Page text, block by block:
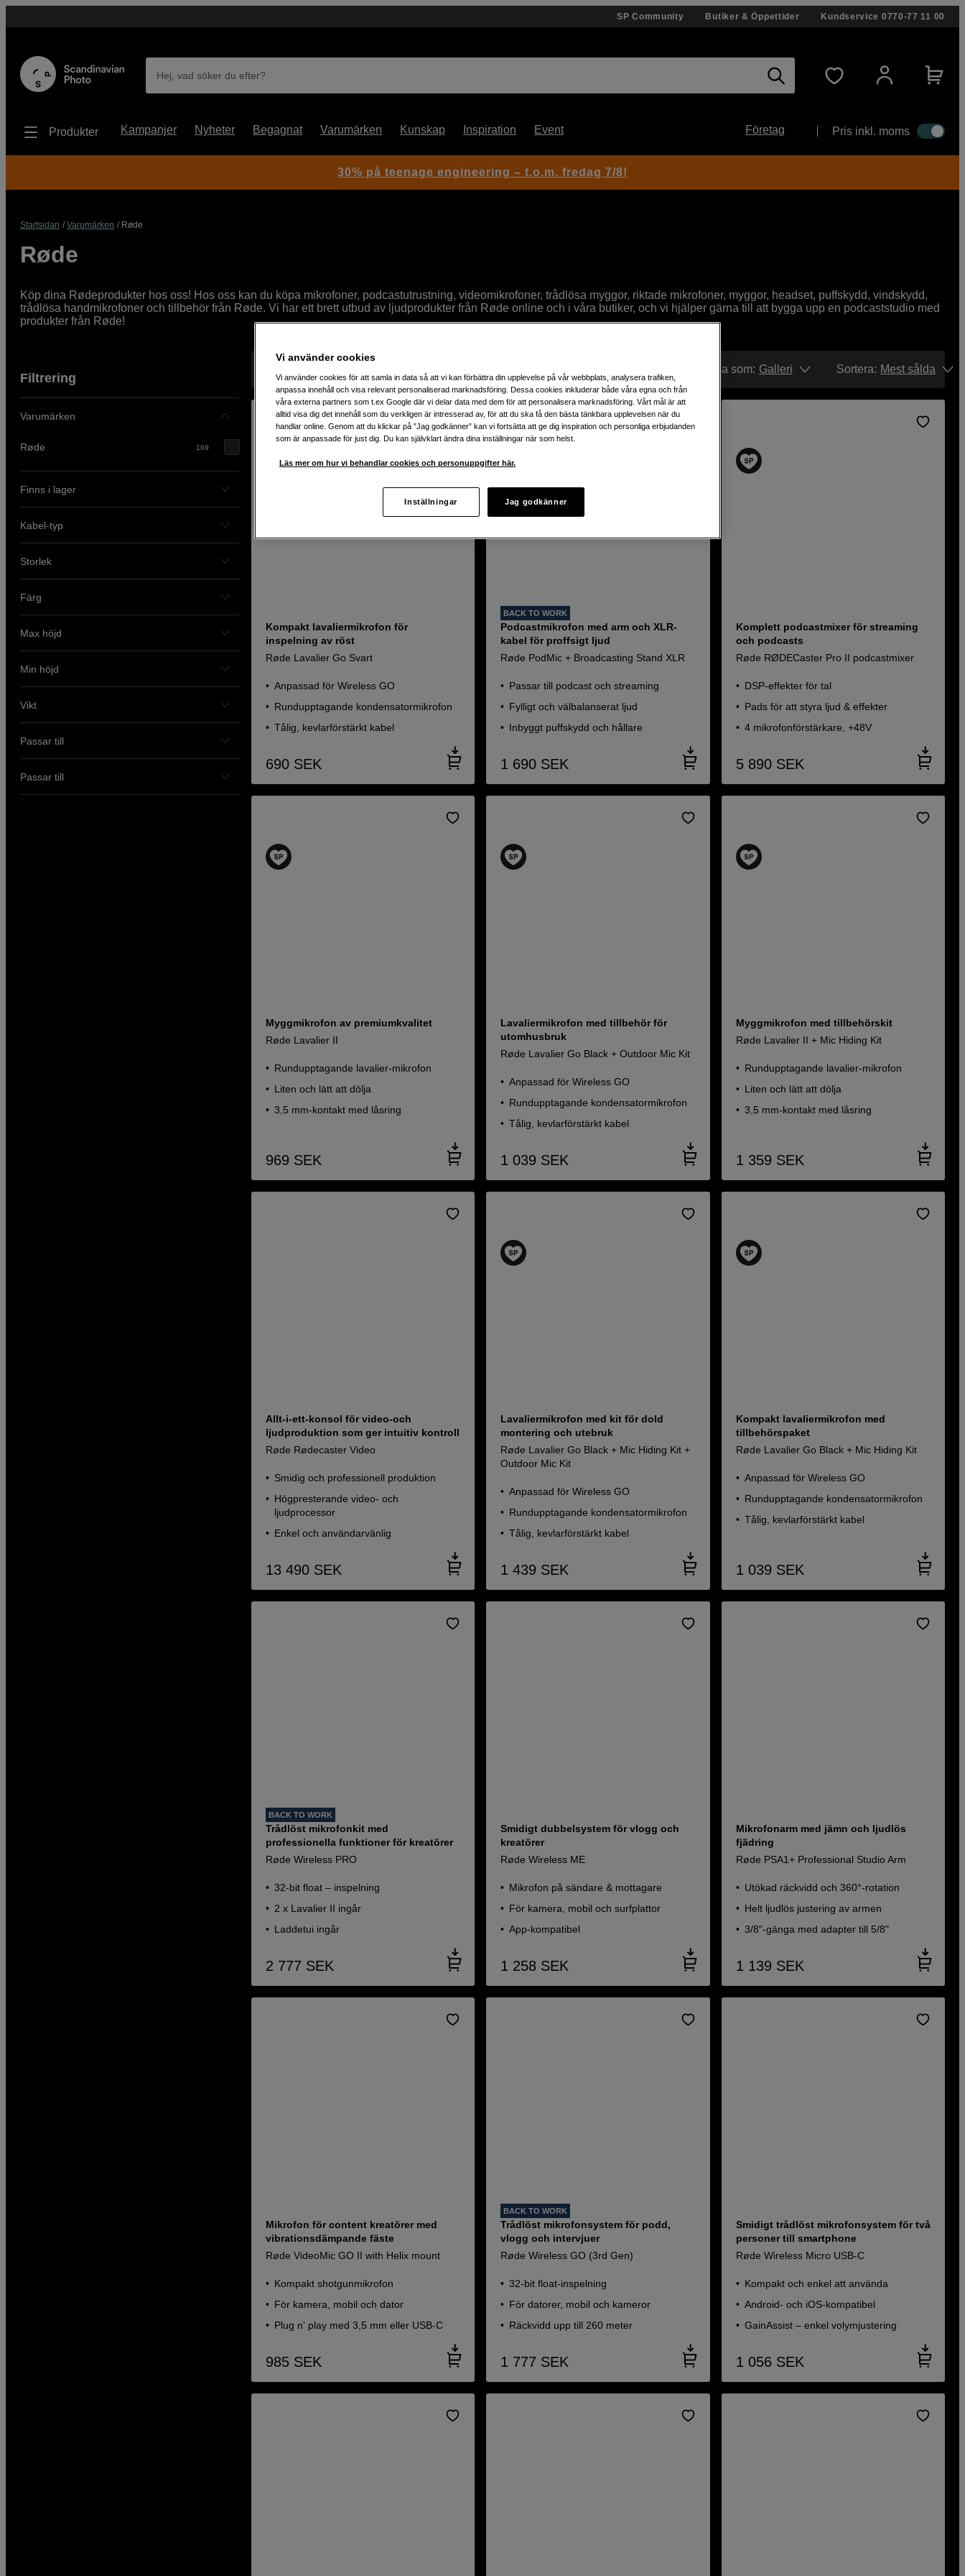
SP Community Butiker & Öppettider Kundservice 0770-77 11 00
Hej, vad söker du efter?
Produkter Kampanjer Nyheter Begagnat Varumärken Kunskap Inspiration Event Företag Pris inkl. moms
Startsidan Varumärken Røde
Røde
Köp dina Rødeprodukter hos oss! Hos oss kan du köpa mikrofoner, podcastutrustning, videomikrofoner, trådlösa myggor, riktade mikrofoner, myggor, headset, puffskydd, vindskydd,
trådlösa handmikrofoner och tillbehör från Røde. Vi har ett brett utbud av ljudprodukter från Røde online och i våra butiker, och vi hjälper gärna till att bygga upp en podcaststudio med
produkter från Røde!
Filtrering
Varumärken
Røde 169
Finns i lager
Kabel-typ
Storlek
Färg
Max höjd
Min höjd
Vikt
Passar till
Passar till
Visa som: Galleri Sortera: Mest sålda
Kompakt lavaliermikrofon för
inspelning av röst
Røde Lavalier Go Svart
Anpassad för Wireless GO
Rundupptagande kondensatormikrofon
Tålig, kevlarförstärkt kabel
690 SEK
BACK TO WORK
Podcastmikrofon med arm och XLR-
kabel för proffsigt ljud
Røde PodMic + Broadcasting Stand XLR
Passar till podcast och streaming
Fylligt och välbalanserat ljud
Inbyggt puffskydd och hållare
1 690 SEK
Komplett podcastmixer för streaming
och podcasts
Røde RØDECaster Pro II podcastmixer
DSP-effekter för tal
Pads för att styra ljud & effekter
4 mikrofonförstärkare, +48V
5 890 SEK
Myggmikrofon av premiumkvalitet
Røde Lavalier II
Rundupptagande lavalier-mikrofon
Liten och lätt att dölja
3,5 mm-kontakt med låsring
969 SEK
Lavaliermikrofon med tillbehör för
utomhusbruk
Røde Lavalier Go Black + Outdoor Mic Kit
Anpassad för Wireless GO
Rundupptagande kondensatormikrofon
Tålig, kevlarförstärkt kabel
1 039 SEK
Myggmikrofon med tillbehörskit
Røde Lavalier II + Mic Hiding Kit
Rundupptagande lavalier-mikrofon
Liten och lätt att dölja
3,5 mm-kontakt med låsring
1 359 SEK
Allt-i-ett-konsol för video-och
ljudproduktion som ger intuitiv kontroll
Røde Rødecaster Video
Smidig och professionell produktion
Högpresterande video- och
ljudprocessor
Enkel och användarvänlig
13 490 SEK
Lavaliermikrofon med kit för dold
montering och utebruk
Røde Lavalier Go Black + Mic Hiding Kit +
Outdoor Mic Kit
Anpassad för Wireless GO
Rundupptagande kondensatormikrofon
Tålig, kevlarförstärkt kabel
1 439 SEK
Kompakt lavaliermikrofon med
tillbehörspaket
Røde Lavalier Go Black + Mic Hiding Kit
Anpassad för Wireless GO
Rundupptagande kondensatormikrofon
Tålig, kevlarförstärkt kabel
1 039 SEK
BACK TO WORK
Trådlöst mikrofonkit med
professionella funktioner för kreatörer
Røde Wireless PRO
32-bit float – inspelning
2 x Lavalier II ingår
Laddetui ingår
2 777 SEK
Smidigt dubbelsystem för vlogg och
kreatörer
Røde Wireless ME
Mikrofon på sändare & mottagare
För kamera, mobil och surfplattor
App-kompatibel
1 258 SEK
Mikrofonarm med jämn och ljudlös
fjädring
Røde PSA1+ Professional Studio Arm
Utökad räckvidd och 360°-rotation
Helt ljudlös justering av armen
3/8"-gänga med adapter till 5/8"
1 139 SEK
Mikrofon för content kreatörer med
vibrationsdämpande fäste
Røde VideoMic GO II with Helix mount
Kompakt shotgunmikrofon
För kamera, mobil och dator
Plug n' play med 3,5 mm eller USB-C
985 SEK
BACK TO WORK
Trådlöst mikrofonsystem för podd,
vlogg och intervjuer
Røde Wireless GO (3rd Gen)
32-bit float-inspelning
För datorer, mobil och kameror
Räckvidd upp till 260 meter
1 777 SEK
Smidigt trådlöst mikrofonsystem för två
personer till smartphone
Røde Wireless Micro USB-C
Kompakt och enkel att använda
Android- och iOS-kompatibel
GainAssist – enkel volymjustering
1 056 SEK
30% på teenage engineering – t.o.m. fredag 7/8!
Vi använder cookies
Vi använder cookies för att samla in data så att vi kan förbättra din upplevelse på vår webbplats, analysera trafiken,
anpassa innehåll och visa relevant personaliserad marknadsföring. Dessa cookies inkluderar både våra egna och från
våra externa partners som t.ex Google där vi delar data med dem för att personalisera marknadsföring. Vårt mål är att
alltid visa dig det innehåll som du verkligen är intresserad av, för att du ska få den bästa tänkbara upplevelsen när du
handlar online. Genom att du klickar på ”Jag godkänner” kan vi fortsätta att ge dig inspiration och personliga erbjudanden
som är anpassade för just dig. Du kan självklart ändra dina inställningar när som helst.
Läs mer om hur vi behandlar cookies och personuppgifter här.
Inställningar Jag godkänner